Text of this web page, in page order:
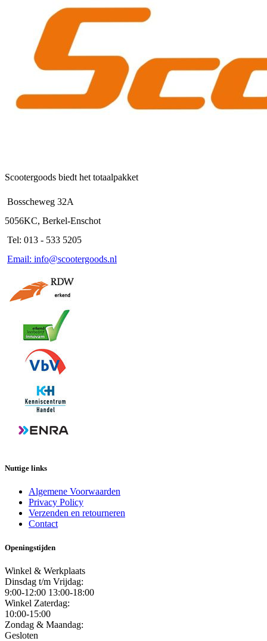
Scootergoods biedt het totaalpakket
Bosscheweg 32A
5056KC, Berkel-Enschot
Tel: 013 - 533 5205
Email: info@scootergoods.nl
Nuttige links
Algemene Voorwaarden
Privacy Policy
Verzenden en retourneren
Contact
Openingstijden
Winkel & Werkplaats
Dinsdag t/m Vrijdag:
9:00-12:00 13:00-18:00
Winkel Zaterdag:
10:00-15:00
Zondag & Maandag:
Gesloten